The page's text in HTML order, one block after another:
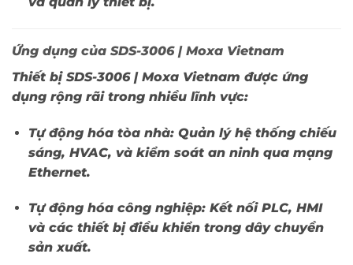
Ứng dụng của SDS-3006 | Moxa Vietnam
Thiết bị SDS-3006 | Moxa Vietnam được ứng
dụng rộng rãi trong nhiều lĩnh vực:
Tự động hóa tòa nhà:Quản lý hệ thống chiếu
sáng, HVAC, và kiểm soát an ninh qua mạng
Ethernet.
Tự động hóa công nghiệp:Kết nối PLC, HMI
và các thiết bị điều khiển trong dây chuyền
sản xuất.